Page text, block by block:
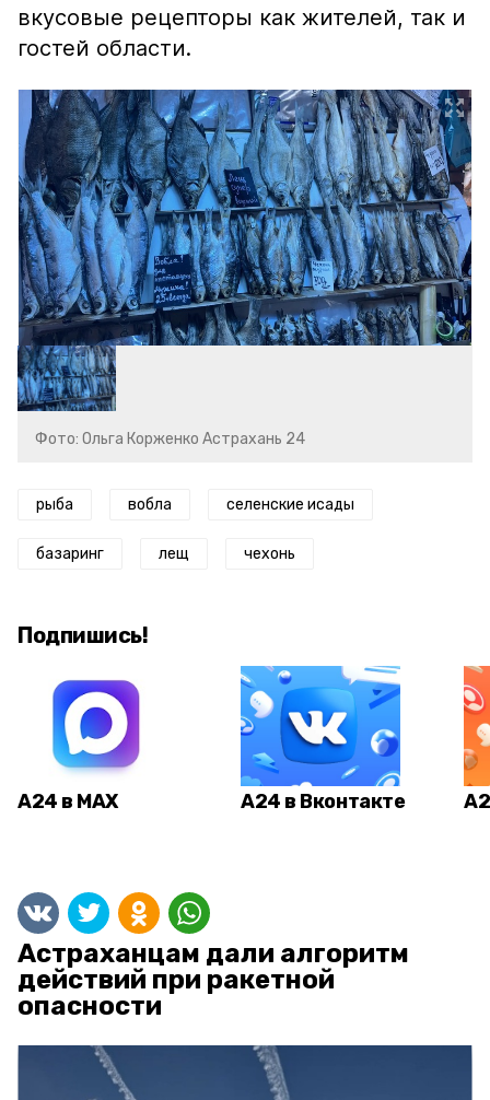
вкусовые рецепторы как жителей, так и
гостей области.
Фото: Ольга Корженко Астрахань 24
рыба вобла селенские исады
базаринг лещ чехонь
Подпишись!
А24 в MAX А24 в Вконтакте
Астраханцам дали алгоритм
действий при ракетной
опасности